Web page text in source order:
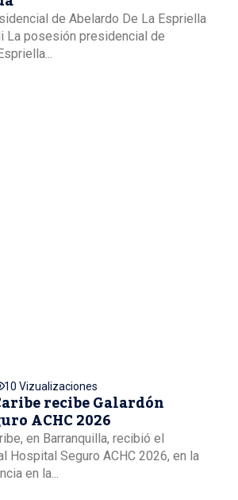
de Abelardo De La Espriella
La posesión presidencial de
10 Vizualizaciones
recibe Galardón
ACHC 2026
en Barranquilla, recibió el
Hospital Seguro ACHC 2026, en la
en la...